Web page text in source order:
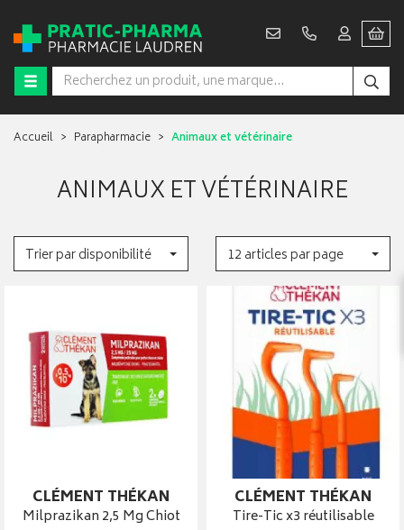
Accueil Parapharmacie Animaux et vétérinaire
ANIMAUX ET VÉTÉRINAIRE
Trier par disponibilité 12 articles par page
CLÉMENT THÉKAN
Milprazikan 2,5 Mg Chiot
CLÉMENT THÉKAN
Tire-Tic x3 réutilisable